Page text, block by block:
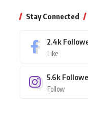
Stay Connected
2.4k
Like
5.6k
Follow